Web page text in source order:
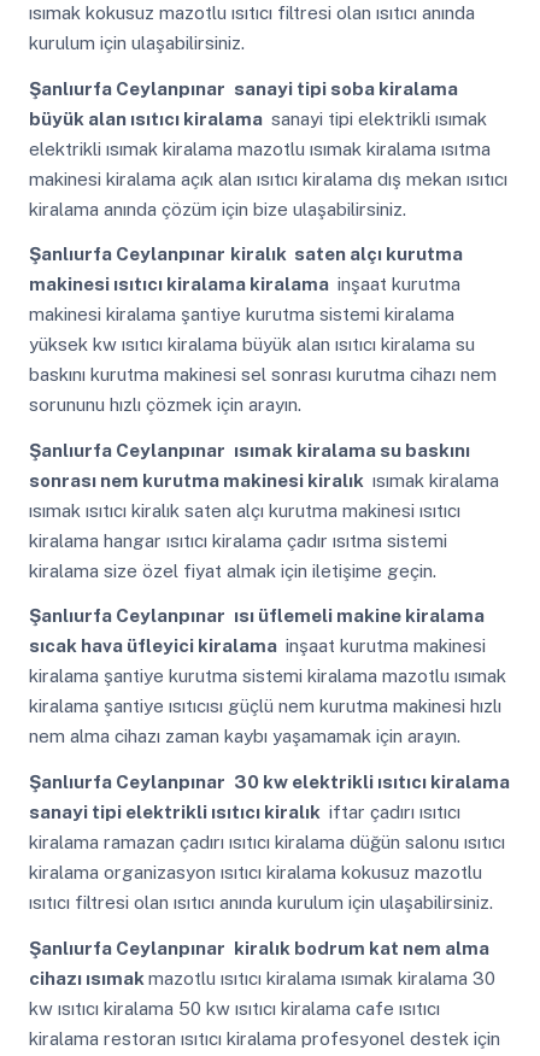
ısımak kokusuz mazotlu ısıtıcı filtresi olan ısıtıcı anında
kurulum için ulaşabilirsiniz.
Şanlıurfa Ceylanpınar sanayi tipi soba kiralama
büyük alan ısıtıcı kiralama sanayi tipi elektrikli ısımak
elektrikli ısımak kiralama mazotlu ısımak kiralama ısıtma
makinesi kiralama açık alan ısıtıcı kiralama dış mekan ısıtıcı
kiralama anında çözüm için bize ulaşabilirsiniz.
Şanlıurfa Ceylanpınar kiralık saten alçı kurutma
makinesi ısıtıcı kiralama kiralama inşaat kurutma
makinesi kiralama şantiye kurutma sistemi kiralama
yüksek kw ısıtıcı kiralama büyük alan ısıtıcı kiralama su
baskını kurutma makinesi sel sonrası kurutma cihazı nem
sorununu hızlı çözmek için arayın.
Şanlıurfa Ceylanpınar ısımak kiralama su baskını
sonrası nem kurutma makinesi kiralık ısımak kiralama
ısımak ısıtıcı kiralık saten alçı kurutma makinesi ısıtıcı
kiralama hangar ısıtıcı kiralama çadır ısıtma sistemi
kiralama size özel fiyat almak için iletişime geçin.
Şanlıurfa Ceylanpınar ısı üflemeli makine kiralama
sıcak hava üfleyici kiralama inşaat kurutma makinesi
kiralama şantiye kurutma sistemi kiralama mazotlu ısımak
kiralama şantiye ısıtıcısı güçlü nem kurutma makinesi hızlı
nem alma cihazı zaman kaybı yaşamamak için arayın.
Şanlıurfa Ceylanpınar 30 kw elektrikli ısıtıcı kiralama
sanayi tipi elektrikli ısıtıcı kiralık iftar çadırı ısıtıcı
kiralama ramazan çadırı ısıtıcı kiralama düğün salonu ısıtıcı
kiralama organizasyon ısıtıcı kiralama kokusuz mazotlu
ısıtıcı filtresi olan ısıtıcı anında kurulum için ulaşabilirsiniz.
Şanlıurfa Ceylanpınar kiralık bodrum kat nem alma
cihazı ısımak mazotlu ısıtıcı kiralama ısımak kiralama 30
kw ısıtıcı kiralama 50 kw ısıtıcı kiralama cafe ısıtıcı
kiralama restoran ısıtıcı kiralama profesyonel destek için